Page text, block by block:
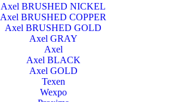
Axel BRUSHED NICKEL
Axel BRUSHED COPPER
Axel BRUSHED GOLD
Axel GRAY
Axel
Axel BLACK
Axel GOLD
Texen
Wexpo